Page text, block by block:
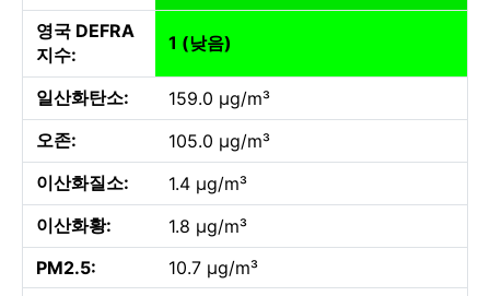
영국 DEFRA
지수:
1 (낮음)
일산화탄소:
159.0 µg/m³
오존:
105.0 µg/m³
이산화질소:
1.4 µg/m³
이산화황:
1.8 µg/m³
PM2.5:
10.7 µg/m³